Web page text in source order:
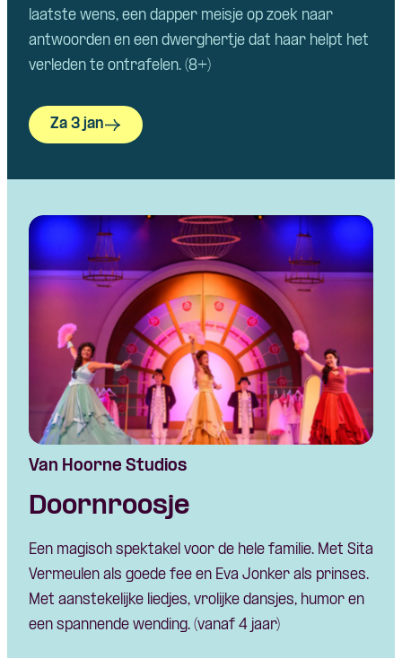
laatste wens, een dapper meisje op zoek naar
antwoorden en een dwerghertje dat haar helpt het
verleden te ontrafelen. (8+)
Za 3 jan
Van Hoorne Studios
Doornroosje
Een magisch spektakel voor de hele familie. Met Sita
Vermeulen als goede fee en Eva Jonker als prinses.
Met aanstekelijke liedjes, vrolijke dansjes, humor en
een spannende wending. (vanaf 4 jaar)